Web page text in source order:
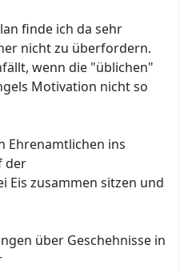
finde ich da sehr
nicht zu überfordern.
wenn die "üblichen"
Motivation nicht so
Ehrenamtlichen ins
der
Eis zusammen sitzen und
über Geschehnisse in